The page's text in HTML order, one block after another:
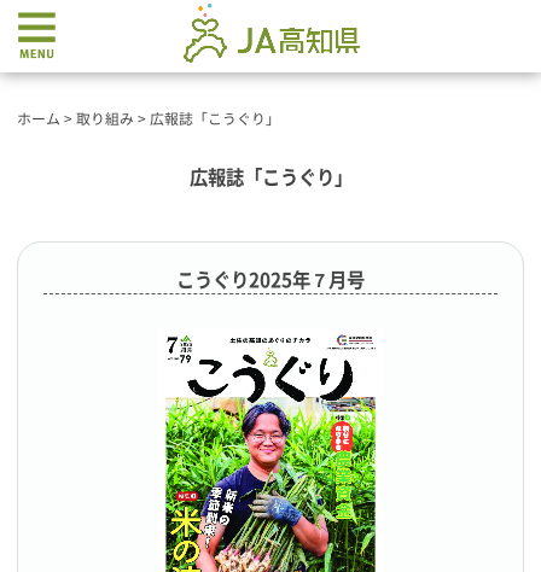
ホーム > 取り組み > 広報誌「こうぐり」
広報誌「こうぐり」
こうぐり2025年７月号